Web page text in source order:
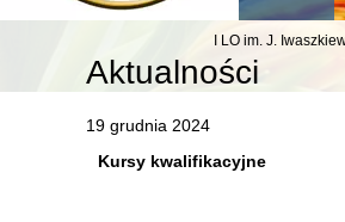
Aktualności
19 grudnia 2024
Kursy kwalifikacyjne
I LO im. J.